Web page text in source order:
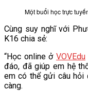
Một buổi học trực
Cùng suy nghĩ với
K16 chia sẻ:
“Học online ở VOVEdu
đáo, đã giúp em hệ
em có thể gửi câu
càng.